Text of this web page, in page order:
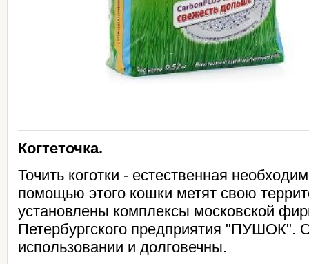
Когтеточка.
Точить коготки - естественная
помощью этого кошки метят свою
установлены комплексы московской
Петербургского предприятия "ПУШОК".
использовании и долговечны.